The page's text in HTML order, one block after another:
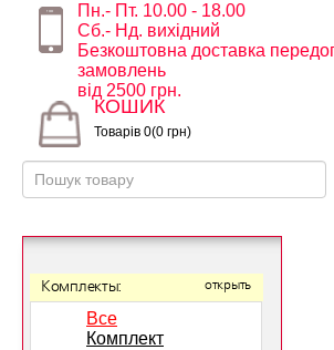
Пн.- Пт. 10.00 - 18.00
Сб.- Нд. вихідний
Безкоштовна доставка
замовлень
від 2500 грн.
КОШИК
Товарів 0(0 грн)
Комплекты: открыть
Все
Комплект